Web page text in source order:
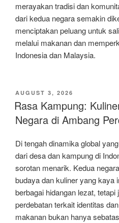
merayakan tradisi dan
dari kedua negara semakin
menciptakan peluang untuk
melalui makanan dan
Indonesia dan Malaysia.
POSTED
ON
AUGUST 3, 2026
Rasa Kampung:
Negara di Ambang
Di tengah dinamika global
dari desa dan kampung di
sorotan menarik. Kedua
budaya dan kuliner yang kaya
berbagai hidangan lezat,
perdebatan terkait identitas
makanan bukan hanya